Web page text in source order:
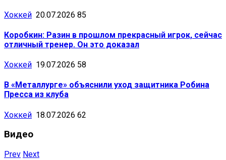
Хоккей 20.07.2026 85
Коробкин: Разин в прошлом прекрасный игрок, сейчас
отличный тренер. Он это доказал
Хоккей 19.07.2026 58
В «Металлурге» объяснили уход защитника Робина
Пресса из клуба
Хоккей 18.07.2026 62
Видео
Prev Next